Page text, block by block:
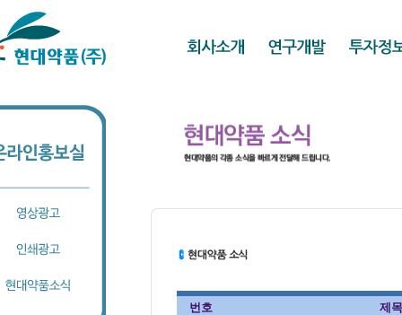
번호
제목